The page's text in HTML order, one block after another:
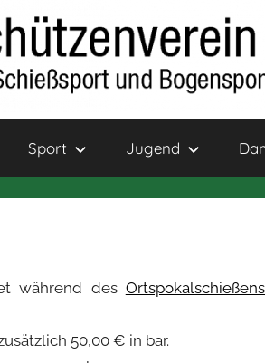
Sport Jugend
während des Ortspokalschießens
50,00 € in bar.